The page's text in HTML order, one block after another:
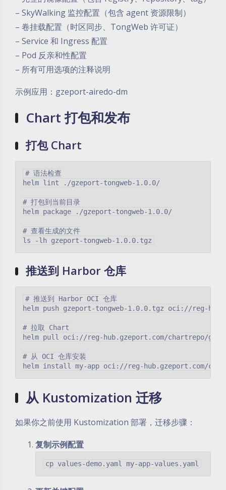
– SkyWalking 监控配置（包含 agent 资源限制）
– 卷挂载配置（时区同步、TongWeb 许可证）
– Service 和 Ingress 配置
– Pod 反亲和性配置
– 所有可用选项的注释说明
示例应用：gzeport-airedo-dm
Chart 打包和发布
打包 Chart
# 语法检查
helm lint ./gzeport-tongweb-1.0.0/
# 打包到当前目录
helm package ./gzeport-tongweb-1.0.0/
# 查看生成的文件
推送到 Harbor 仓库
# 推送到 Harbor OCI 仓库
helm push gzeport-tongweb-1.0.0.tgz oci://reg-
# 拉取 Chart
helm pull oci://reg-hub.gzeport.com/chartrepo/
# 从 OCI 仓库安装
从 Kustomization 迁移
如果你之前使用 Kustomization 部署，迁移步骤：
复制示例配置